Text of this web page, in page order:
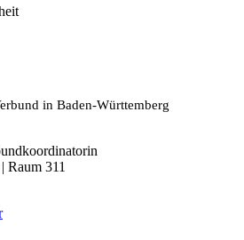
in Baden-Württemberg
Raum 311